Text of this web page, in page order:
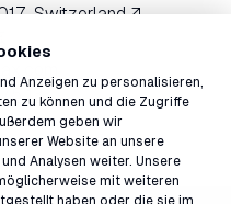
Anzeigen zu personalisieren,
zu können und die Zugriffe
geben wir
Website an unsere
Analysen weiter. Unsere
mit weiteren
haben oder die sie im
Switzerland ↗
13